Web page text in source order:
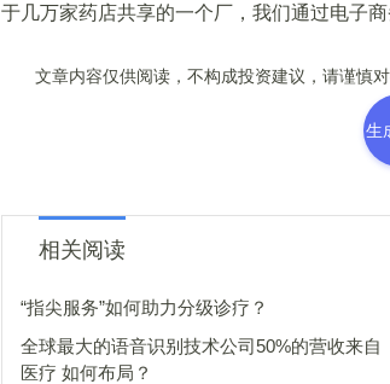
于几万家药店共享的一个厂，我们通过电子
文章内容仅供阅读，不构成投资建议，请谨慎对
生
相关阅读
“指尖服务”如何助力分级诊疗？
全球最大的语音识别技术公司50%的营收来自
医疗 如何布局？